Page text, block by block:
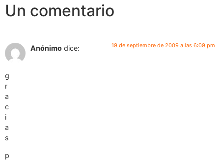
Un comentario
Anónimo dice: 19 de septiembre de 2009 a las 6:09 pm
g
r
a
c
i
a
s
p